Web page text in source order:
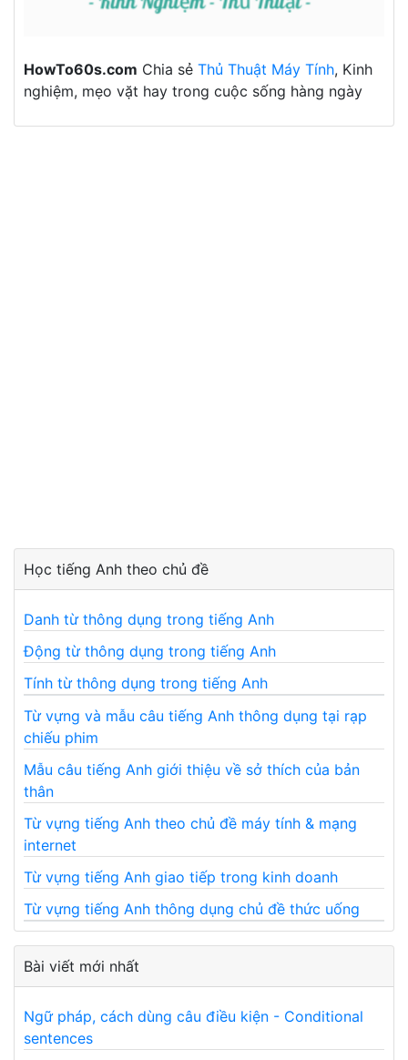
HowTo60s.com Chia sẻ Thủ Thuật Máy Tính, Kinh
nghiệm, mẹo vặt hay trong cuộc sống hàng ngày
Học tiếng Anh theo chủ đề
Danh từ thông dụng trong tiếng Anh
Động từ thông dụng trong tiếng Anh
Tính từ thông dụng trong tiếng Anh
Từ vựng và mẫu câu tiếng Anh thông dụng tại rạp
chiếu phim
Mẫu câu tiếng Anh giới thiệu về sở thích của bản
thân
Từ vựng tiếng Anh theo chủ đề máy tính & mạng
internet
Từ vựng tiếng Anh giao tiếp trong kinh doanh
Từ vựng tiếng Anh thông dụng chủ đề thức uống
Bài viết mới nhất
Ngữ pháp, cách dùng câu điều kiện - Conditional
sentences